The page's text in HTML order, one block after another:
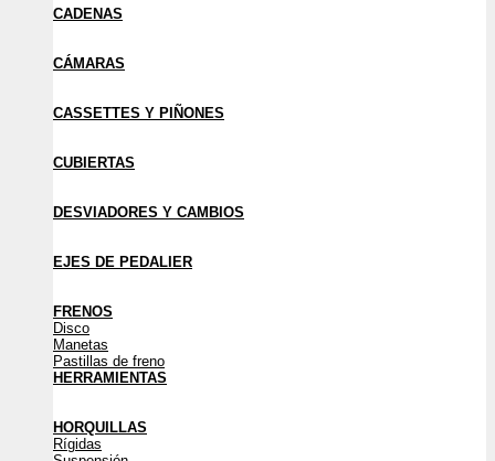
CADENAS
CÁMARAS
CASSETTES Y PIÑONES
CUBIERTAS
DESVIADORES Y CAMBIOS
EJES DE PEDALIER
FRENOS
Disco
Manetas
Pastillas de freno
HERRAMIENTAS
HORQUILLAS
Rígidas